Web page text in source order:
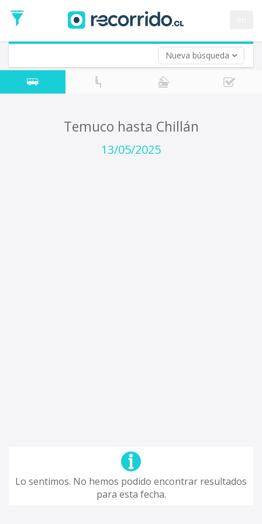
Nueva búsqueda
de
Ida
Vuelta (opcional)
Fecha
de
Temuco hasta Chillán
13/05/2025
Lo sentimos. No hemos podido encontrar resultados
para esta fecha.